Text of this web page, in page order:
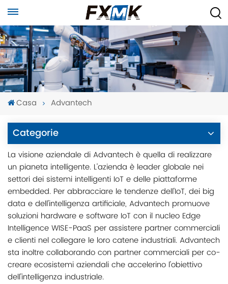
Casa Advantech
Categorie
La visione aziendale di Advantech è quella di realizzare
un pianeta intelligente. L'azienda è leader globale nei
settori dei sistemi intelligenti IoT e delle piattaforme
embedded. Per abbracciare le tendenze dell'IoT, dei big
data e dell'intelligenza artificiale, Advantech promuove
soluzioni hardware e software IoT con il nucleo Edge
Intelligence WISE-PaaS per assistere partner commerciali
e clienti nel collegare le loro catene industriali. Advantech
sta inoltre collaborando con partner commerciali per co-
creare ecosistemi aziendali che accelerino l'obiettivo
dell'intelligenza industriale.